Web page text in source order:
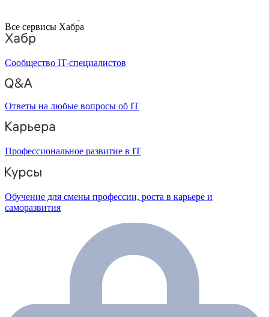
Все сервисы Хабра
Сообщество IT-специалистов
Ответы на любые вопросы об IT
Профессиональное развитие в IT
Обучение для смены профессии, роста в карьере и
саморазвития